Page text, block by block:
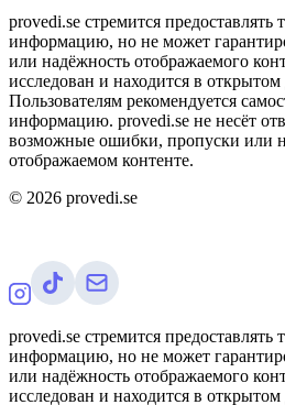
provedi.se стремится
информацию, но не может
или надёжность отображаемого
исследован и находится в открытом
Пользователям рекомендуется
информацию. provedi.se не несёт
возможные ошибки, пропуски или
отображаемом контенте.
© 2026 provedi.se
provedi.se стремится
информацию, но не может
или надёжность отображаемого
исследован и находится в открытом